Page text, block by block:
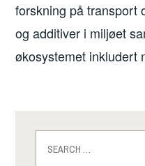
forskning på transport
og additiver i miljøet
økosystemet inkludert
for: